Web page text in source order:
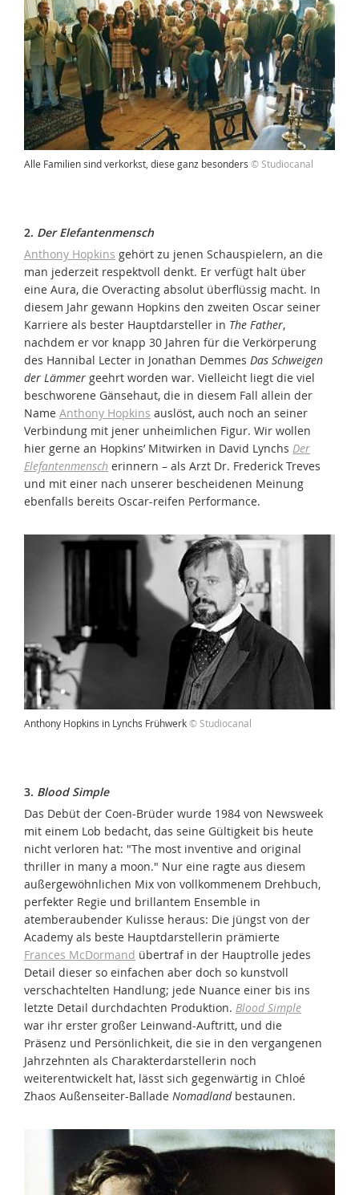
Alle Familien sind verkorkst, diese ganz besonders © Studiocanal
2. Der Elefantenmensch
Anthony Hopkins gehört zu jenen Schauspielern, an die
man jederzeit respektvoll denkt. Er verfügt halt über
eine Aura, die Overacting absolut überflüssig macht. In
diesem Jahr gewann Hopkins den zweiten Oscar seiner
Karriere als bester Hauptdarsteller in The Father,
nachdem er vor knapp 30 Jahren für die Verkörperung
des Hannibal Lecter in Jonathan Demmes Das Schweigen
der Lämmer geehrt worden war. Vielleicht liegt die viel
beschworene Gänsehaut, die in diesem Fall allein der
Name Anthony Hopkins auslöst, auch noch an seiner
Verbindung mit jener unheimlichen Figur. Wir wollen
hier gerne an Hopkins’ Mitwirken in David Lynchs Der
Elefantenmensch erinnern – als Arzt Dr. Frederick Treves
und mit einer nach unserer bescheidenen Meinung
ebenfalls bereits Oscar-reifen Performance.
Anthony Hopkins in Lynchs Frühwerk© Studiocanal
3. Blood Simple
Das Debüt der Coen-Brüder wurde 1984 von Newsweek
mit einem Lob bedacht, das seine Gültigkeit bis heute
nicht verloren hat: "The most inventive and original
thriller in many a moon." Nur eine ragte aus diesem
außergewöhnlichen Mix von vollkommenem Drehbuch,
perfekter Regie und brillantem Ensemble in
atemberaubender Kulisse heraus: Die jüngst von der
Academy als beste Hauptdarstellerin prämierte
Frances McDormand übertraf in der Hauptrolle jedes
Detail dieser so einfachen aber doch so kunstvoll
verschachtelten Handlung; jede Nuance einer bis ins
letzte Detail durchdachten Produktion. Blood Simple
war ihr erster großer Leinwand-Auftritt, und die
Präsenz und Persönlichkeit, die sie in den vergangenen
Jahrzehnten als Charakterdarstellerin noch
weiterentwickelt hat, lässt sich gegenwärtig in Chloé
Zhaos Außenseiter-Ballade Nomadland bestaunen.